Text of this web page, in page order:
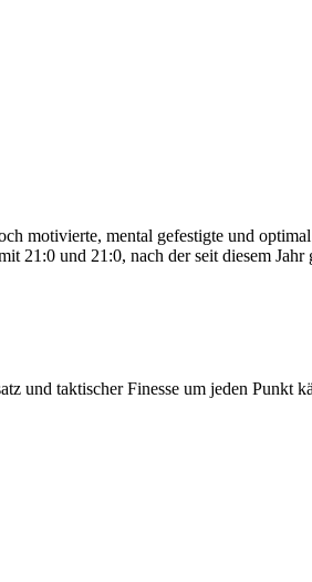
motivierte, mental gefestigte und
21:0 und 21:0, nach der seit diesem
und taktischer Finesse um jeden Punkt